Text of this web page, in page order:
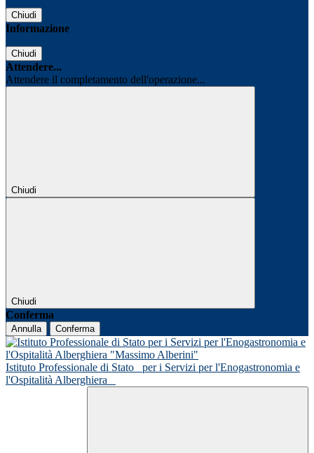
Chiudi
Informazione
Chiudi
Attendere...
Attendere il completamento dell'operazione...
Chiudi
Chiudi
Conferma
Annulla Conferma
Istituto Professionale di Stato
per i Servizi per l'Enogastronomia e
l'Ospitalità Alberghiera